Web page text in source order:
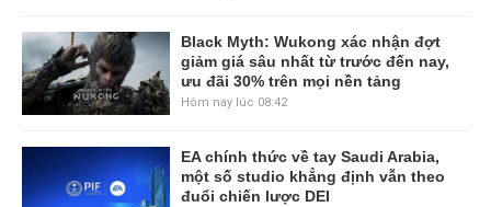
Black Myth: Wukong xác nhận đợt
giảm giá sâu nhất từ trước đến nay,
ưu đãi 30% trên mọi nền tảng
Hôm nay lúc 08:42
EA chính thức về tay Saudi Arabia,
một số studio khẳng định vẫn theo
đuổi chiến lược DEI